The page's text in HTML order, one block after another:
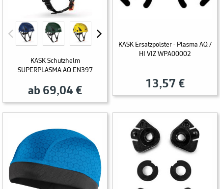
KASK Schutzhelm
SUPERPLASMA AQ EN397
ab 69,04 €
KASK Ersatzpolster - Plasma AQ /
HI VIZ WPA00002
13,57 €